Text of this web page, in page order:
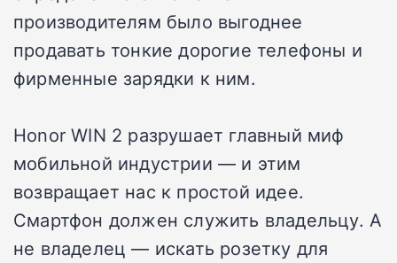
производителям было выгоднее
продавать тонкие дорогие телефоны и
фирменные зарядки к ним.
Honor WIN 2 разрушает главный миф
мобильной индустрии — и этим
возвращает нас к простой идее.
Смартфон должен служить владельцу. А
не владелец — искать розетку для